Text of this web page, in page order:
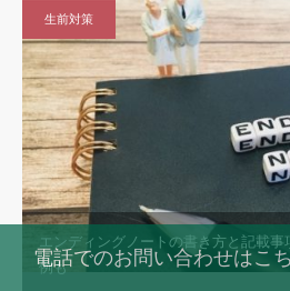
生前対策
エンディングノートの書き方と記載
例も
電話でのお問い合わせはこ